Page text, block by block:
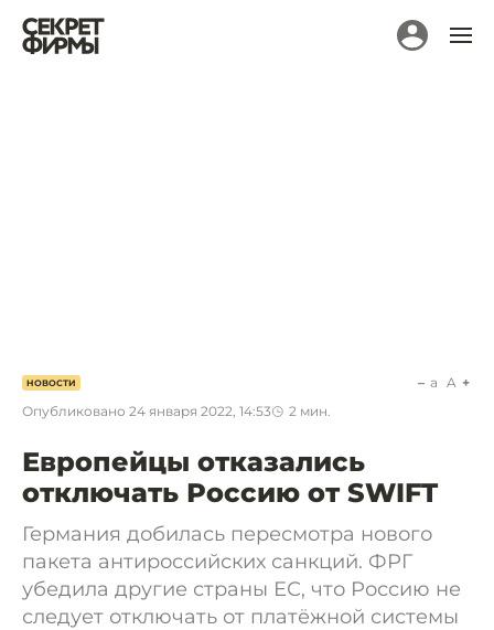
НОВОСТИ
Опубликовано 24 января 2022, 14:53 2 мин.
a A
Европейцы отказались
отключать Россию от SWIFT
Германия добилась пересмотра нового
пакета антироссийских санкций. ФРГ
убедила другие страны ЕС, что Россию не
следует отключать от платёжной системы